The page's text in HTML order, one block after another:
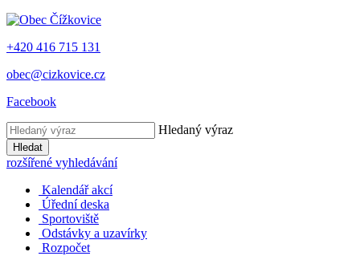
+420 416 715 131
obec@cizkovice.cz
Facebook
Hledaný výraz
Hledat
rozšířené vyhledávání
Kalendář akcí
Úřední deska
Sportoviště
Odstávky a uzavírky
Rozpočet